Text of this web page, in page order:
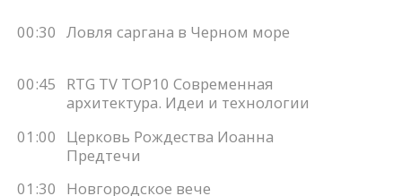
00:30 Ловля саргана в Черном море
00:45
RTG TV TOP10 Современная
архитектура. Идеи и технологии
01:00
Церковь Рождества Иоанна
Предтечи
01:30
Новгородское вече